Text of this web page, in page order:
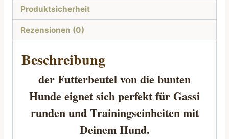
Produktsicherheit
Rezensionen (0)
Beschreibung
der Futterbeutelvon die bunten
Hunde eignet sich perfekt für Gassi
runden und Trainingseinheiten mit
Deinem Hund.